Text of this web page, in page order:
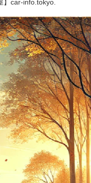
】car-info.tokyo.